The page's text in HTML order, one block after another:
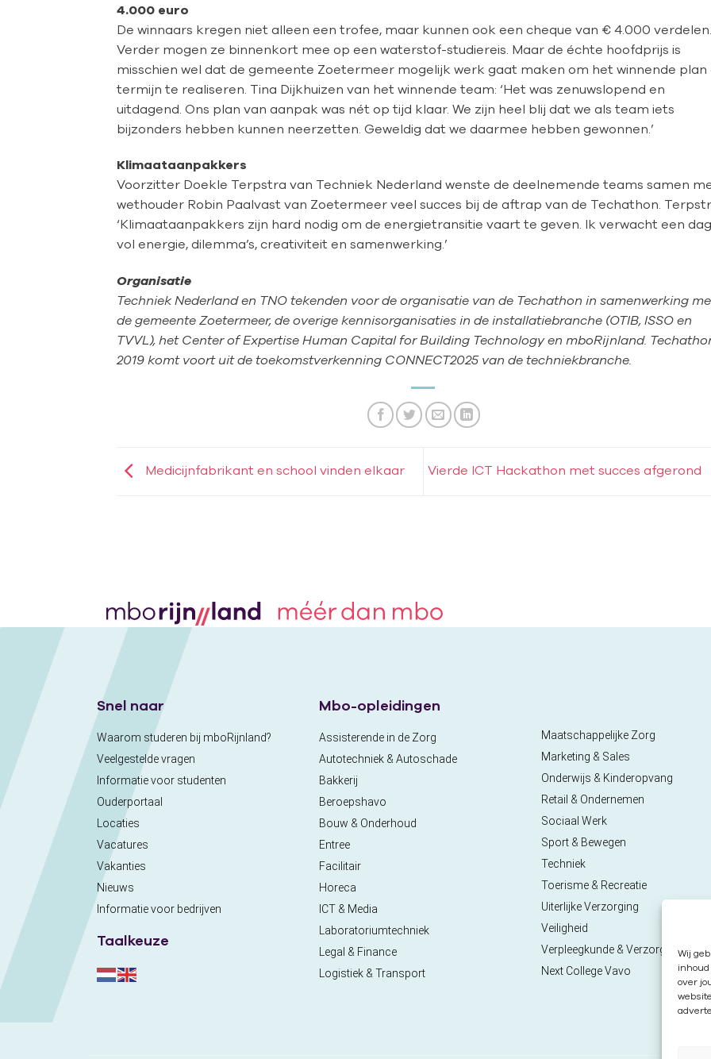
Wij
over
4.000 euro
De winnaars kregen niet alleen een trofee, maar kunnen ook een cheque van € 4.000 verdelen.
Verder mogen ze binnenkort mee op een waterstof-studiereis. Maar de échte hoofdprijs is
misschien wel dat de gemeente Zoetermeer mogelijk werk gaat maken om het winnende plan
termijn te realiseren. Tina Dijkhuizen van het winnende team: ‘Het was zenuwslopend en
uitdagend. Ons plan van aanpak was nét op tijd klaar. We zijn heel blij dat we als team iets
bijzonders hebben kunnen neerzetten. Geweldig dat we daarmee hebben gewonnen.’
Klimaataanpakkers
Voorzitter Doekle Terpstra van Techniek Nederland wenste de deelnemende teams samen
wethouder Robin Paalvast van Zoetermeer veel succes bij de aftrap van de Techathon.
‘Klimaataanpakkers zijn hard nodig om de energietransitie vaart te geven. Ik verwacht een dag
vol energie, dilemma’s, creativiteit en samenwerking.’
Organisatie
Techniek Nederland en TNO tekenden voor de organisatie van de Techathon in samenwerking
de gemeente Zoetermeer, de overige kennisorganisaties in de installatiebranche (OTIB, ISSO en
TVVL), het Center of Expertise Human Capital for Building Technology en mboRijnland.
2019 komt voort uit de toekomstverkenning CONNECT2025 van de techniekbranche.
Medicijnfabrikant en school vinden elkaar Vierde ICT Hackathon met succes afgerond
Snel naar
Waarom studeren bij mboRijnland?
Veelgestelde vragen
Informatie voor studenten
Ouderportaal
Locaties
Vacatures
Vakanties
Nieuws
Informatie voor bedrijven
Taalkeuze
Mbo-opleidingen
Assisterende in de Zorg
Autotechniek & Autoschade
Bakkerij
Beroepshavo
Bouw & Onderhoud
Entree
Facilitair
Horeca
ICT & Media
Laboratoriumtechniek
Legal & Finance
Logistiek & Transport
Maatschappelijke Zorg
Marketing & Sales
Onderwijs & Kinderopvang
Retail & Ondernemen
Sociaal Werk
Sport & Bewegen
Techniek
Toerisme & Recreatie
Uiterlijke Verzorging
Veiligheid
Verpleegkunde & Verzorgende
Next College Vavo